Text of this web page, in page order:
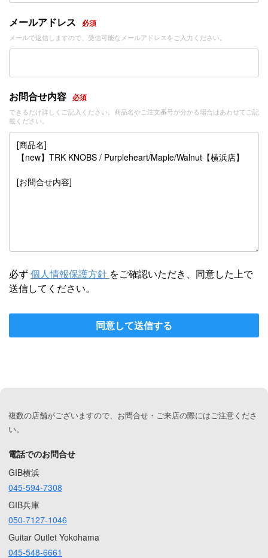
メールアドレス 必須
メールで返信しますので、受信可能なメールアドレスをご入力ください。
お問合せ内容 必須
できるだけ詳しくご記入ください。商品名やご注文番号が分かる場合はあわせてご記
載ください。
必ず個人情報保護方針 をご確認いただき、同意した上で
送信してください。
同意して送信する
複数の店舗がございますので、お問合せ・ご来店の際にはご注意くださ
い。
電話でのお問合せ
GIB横浜
045-594-7308
GIB兵庫
050-7127-1046
Guitar Outlet Yokohama
045-548-6661